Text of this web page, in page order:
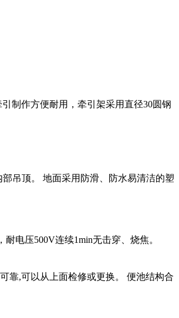
制作方便耐用，牵引架采用直径30圆钢
吊顶。 地面采用防滑、防水易清洁的塑
电压500V连续1min无击穿、烧焦。
靠,可以从上面检修或更换。 便池结构合